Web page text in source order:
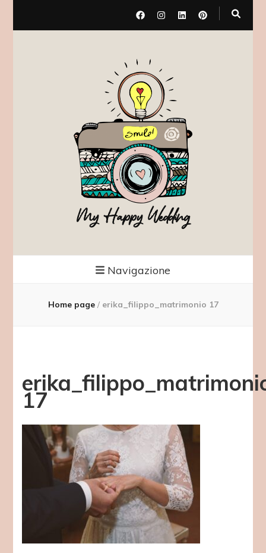
My Happy Wedding
Navigazione
Home page / erika_filippo_matrimonio 17
17